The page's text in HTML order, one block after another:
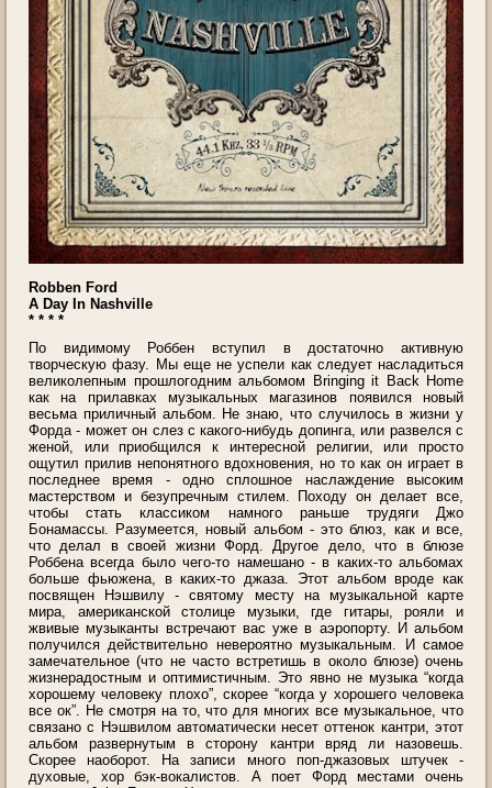
Robben Ford
A Day In Nashville
* * * *
По видимому Роббен вступил в достаточно активную
творческую фазу. Мы еще не успели как следует насладиться
великолепным прошлогодним альбомом Bringing it Back Home
как на прилавках музыкальных магазинов появился новый
весьма приличный альбом. Не знаю, что случилось в жизни у
Форда - может он слез с какого-нибудь допинга, или развелся с
женой, или приобщился к интересной религии, или просто
ощутил прилив непонятного вдохновения, но то как он играет в
последнее время - одно сплошное наслаждение высоким
мастерством и безупречным стилем. Походу он делает все,
чтобы стать классиком намного раньше трудяги Джо
Бонамассы. Разумеется, новый альбом - это блюз, как и все,
что делал в своей жизни Форд. Другое дело, что в блюзе
Роббена всегда было чего-то намешано - в каких-то альбомах
больше фьюжена, в каких-то джаза. Этот альбом вроде как
посвящен Нэшвилу - святому месту на музыкальной карте
мира, американской столице музыки, где гитары, рояли и
жвивые музыканты встречают вас уже в аэропорту. И альбом
получился действительно невероятно музыкальным. И самое
замечательное (что не часто встретишь в около блюзе) очень
жизнерадостным и оптимистичным. Это явно не музыка “когда
хорошему человеку плохо”, скорее “когда у хорошего человека
все ок”. Не смотря на то, что для многих все музыкальное, что
связано с Нэшвилом автоматически несет оттенок кантри, этот
альбом развернутым в сторону кантри вряд ли назовешь.
Скорее наоборот. На записи много поп-джазовых штучек -
духовые, хор бэк-вокалистов. А поет Форд местами очень